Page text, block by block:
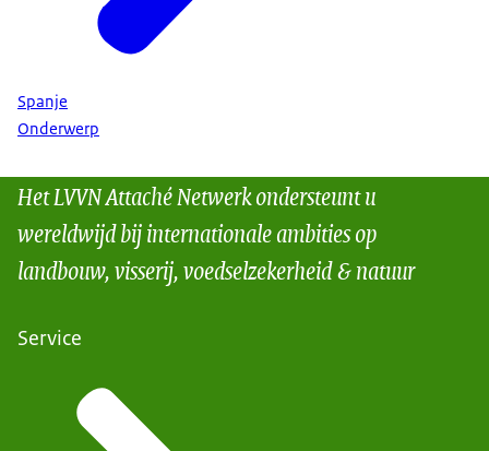
Spanje
Onderwerp
Het LVVN Attaché Netwerk ondersteunt u
wereldwijd bij internationale ambities op
landbouw, visserij, voedselzekerheid & natuur
Service